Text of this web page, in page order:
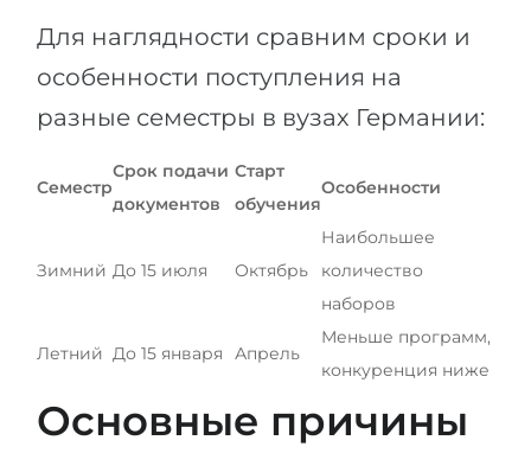
Для наглядности сравним сроки и
особенности поступления на
разные семестры в вузах Германии:
Семестр
Срок подачи
документов
Старт
обучения
Особенности
Зимний До 15 июля Октябрь
Наибольшее
количество
наборов
Летний До 15 января Апрель
Меньше программ,
конкуренция ниже
Основные причины